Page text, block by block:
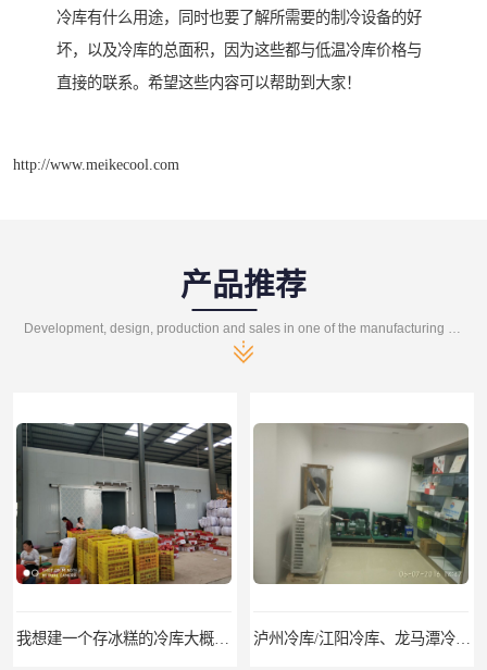
冷库有什么用途，同时也要了解所需要的制冷设备的好
坏，以及冷库的总面积，因为这些都与低温冷库价格与
直接的联系。希望这些内容可以帮助到大家！
http://www.meikecool.com
产品推荐
遂宁冻库/遂宁冻库价格/遂宁冻库安装